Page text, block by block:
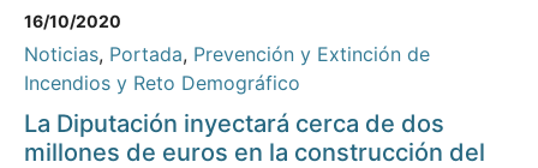
16/10/2020
Noticias, Portada, Prevención y Extinción de
Incendios y Reto Demográfico
La Diputación inyectará cerca de dos
millones de euros en la construcción del